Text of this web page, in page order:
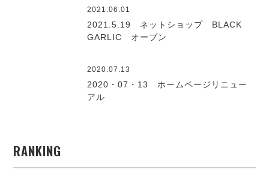
2021.06.01
2021.5.19 ネットショップ BLACK
GARLIC オープン
2020.07.13
2020・07・13 ホームページリニュー
アル
RANKING